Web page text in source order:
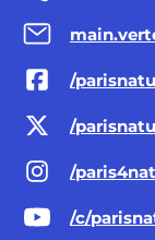
/
/
/
/c/